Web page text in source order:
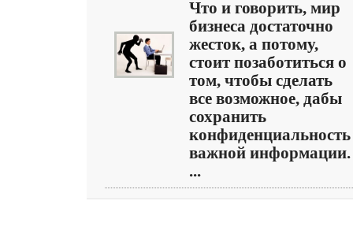
Что и говорить, мир
бизнеса достаточно
жесток, а потому,
стоит позаботиться о
том, чтобы сделать
все возможное, дабы
сохранить
конфиденциальность
важной информации.
...